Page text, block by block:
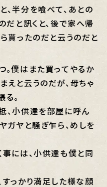
半分を喰べて、あとの
だと訊くと、後で家へ帰
貰ったのだと云うのだと
。僕はまた買ってやるか
と云うのだが、母ちゃ
。
、小供達を部屋に呼ん
ガヤと騒ぎ乍ら、めしを
には、小供達も僕と同
っかり満足した様な顔